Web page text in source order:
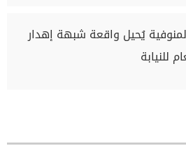
يُحيل واقعة شبهة إهدار
للنيابة